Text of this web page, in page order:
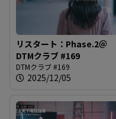
リスタート：Phase.2＠
DTMクラブ #169
DTMクラブ #169
2025/12/05